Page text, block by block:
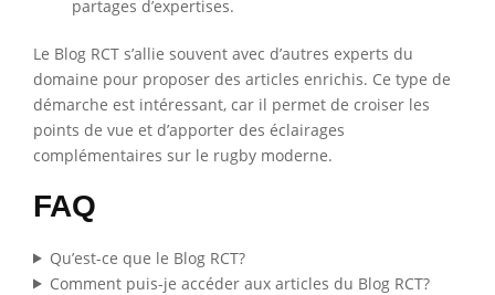
partages d’expertises.
Le Blog RCT s’allie souvent avec d’autres experts du
domaine pour proposer des articles enrichis. Ce type de
démarche est intéressant, car il permet de croiser les
points de vue et d’apporter des éclairages
complémentaires sur le rugby moderne.
FAQ
Qu’est-ce que le Blog RCT?
Comment puis-je accéder aux articles du Blog RCT?